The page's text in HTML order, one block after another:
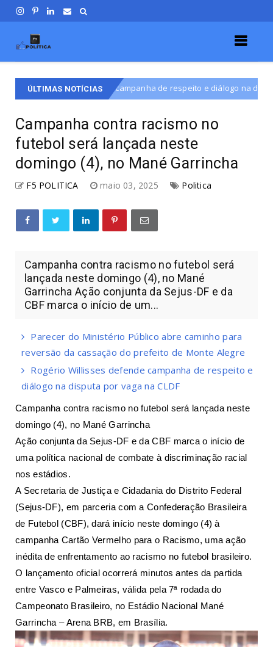
ÚLTIMAS NOTÍCIAS
de respeito e diálogo na disputa por vaga na CLDF
Campanha contra racismo no
futebol será lançada neste
domingo (4), no Mané Garrincha
F5 POLITICA maio 03, 2025 Politica
Campanha contra racismo no futebol será
lançada neste domingo (4), no Mané
Garrincha Ação conjunta da Sejus-DF e da
CBF marca o início de um...
Parecer do Ministério Público abre caminho para
reversão da cassação do prefeito de Monte Alegre
Rogério Willisses defende campanha de respeito e
diálogo na disputa por vaga na CLDF
Campanha contra racismo no futebol será lançada neste
domingo (4), no Mané Garrincha
Ação conjunta da Sejus-DF e da CBF marca o início de
uma política nacional de combate à discriminação racial
nos estádios.
A Secretaria de Justiça e Cidadania do Distrito Federal
(Sejus-DF), em parceria com a Confederação Brasileira
de Futebol (CBF), dará início neste domingo (4) à
campanha Cartão Vermelho para o Racismo, uma ação
inédita de enfrentamento ao racismo no futebol brasileiro.
O lançamento oficial ocorrerá minutos antes da partida
entre Vasco e Palmeiras, válida pela 7ª rodada do
Campeonato Brasileiro, no Estádio Nacional Mané
Garrincha – Arena BRB, em Brasília.